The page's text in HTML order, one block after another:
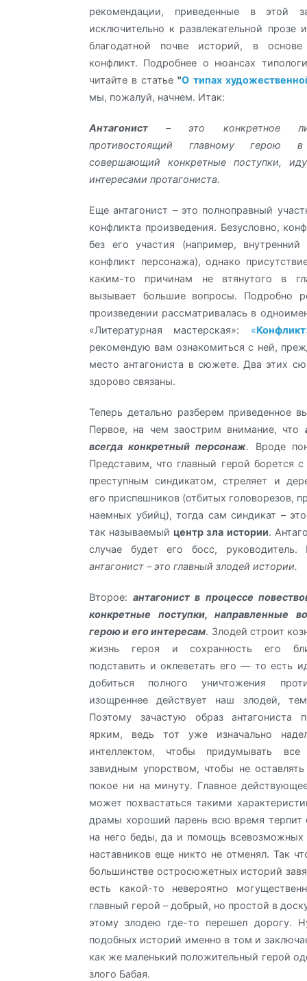
рекомендации, приведенные в этой
исключительно к развлекательной прозе
благодатной почве историй, в
конфликт. Подробнее о нюансах
читайте в статье"О типах
мы, пожалуй, начнем. Итак:
Антагонист – это конкретное
противостоящий главному герою
совершающий конкретные поступки,
интересами протагониста.
Еще антагонист – это полноправный
конфликта произведения. Безусловно,
без его участия (например, внутренний
конфликт персонажа), однако
каким-то причинам не втянутого в
вызывает большие вопросы. Подробно
произведении рассматривалась в
«Литературная мастерская»: «Конфликт
рекомендую вам ознакомиться с ней,
место антагониста в сюжете. Два этих
здорово связаны.
Теперь детально разберем приведенное
Первое, на чем заострим внимание, что
всегда конкретный персонаж. Вроде
Представим, что главный герой борется
преступным синдикатом, стреляет и
его приспешников (отбитых головорезов,
наемных убийц), тогда сам синдикат –
так называемыйцентр зла истории.
случае будет его босс,
антагонист – это главный злодей истории.
Второе:антагонист в процессе
конкретные поступки, направленные
герою и его интересам. Злодей строит
жизнь героя и сохранность его
подставить и оклеветать его — то есть
добиться полного уничтожения
изощреннее действует наш злодей,
Поэтому зачастую образ антагониста
ярким, ведь тот уже изначально
интеллектом, чтобы придумывать
завидным упорством, чтобы не
покое ни на минуту. Главное
может похвастаться такими
драмы хороший парень всю время
на него беды, да и помощь
наставников еще никто не отменял. Так
большинстве остросюжетных историй
есть какой-то невероятно
главный герой – добрый, но простой в
этому злодею где-то перешел дорогу.
подобных историй именно в том и
как же маленький положительный герой
злого Бабая.